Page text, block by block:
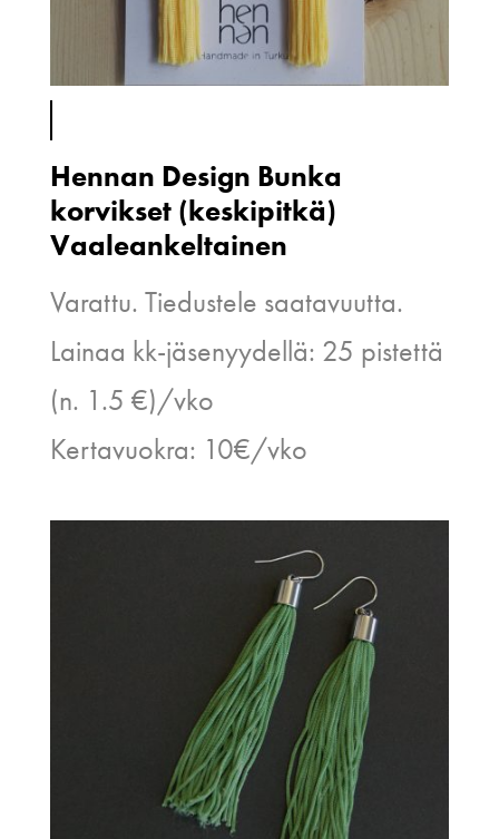
Hennan Design Bunka
korvikset (keskipitkä)
Vaaleankeltainen
Varattu. Tiedustele saatavuutta.
Lainaa kk-jäsenyydellä: 25 pistettä
(n. 1.5 €)/vko
Kertavuokra: 10€/vko